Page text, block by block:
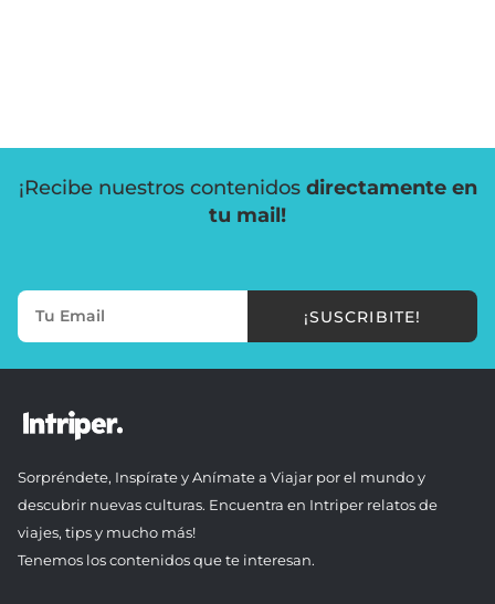
¡Recibe nuestros contenidos directamente en
tu mail!
¡SUSCRIBITE!
Sorpréndete, Inspírate y Anímate a Viajar por el mundo y
descubrir nuevas culturas. Encuentra en Intriper relatos de
viajes, tips y mucho más!
Tenemos los contenidos que te interesan.